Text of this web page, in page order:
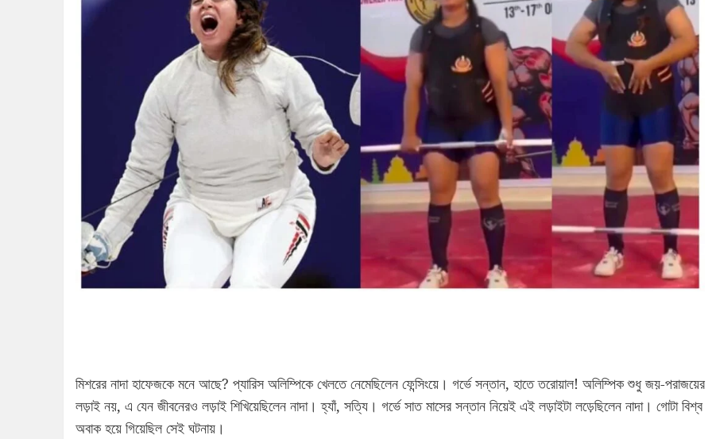
মিশরের নাদা হাফেজকে মনে আছে? প্যারিস অলিম্পিকে খেলতে নেমেছিলেন ফেন্সিংয়ে। গর্ভে সন্তান, হাতে তরোয়াল! অলিম্পিক শুধু জয়-পরাজয়ের
লড়াই নয়, এ যেন জীবনেরও লড়াই শিখিয়েছিলেন নাদা। হ্যাঁ, সত্যি। গর্ভে সাত মাসের সন্তান নিয়েই এই লড়াইটা লড়েছিলেন নাদা। গোটা বিশ্ব
অবাক হয়ে গিয়েছিল সেই ঘটনায়।